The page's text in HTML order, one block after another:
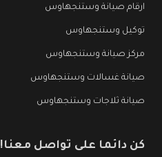
ارقام صيانة وستنجهاوس
توكيل وستنجهاوس
مركز صيانة وستنجهاوس
صيانة غسالات وستنجهاوس
صيانة ثلاجات وستنجهاوس
كن دائما على تواصل معنا!